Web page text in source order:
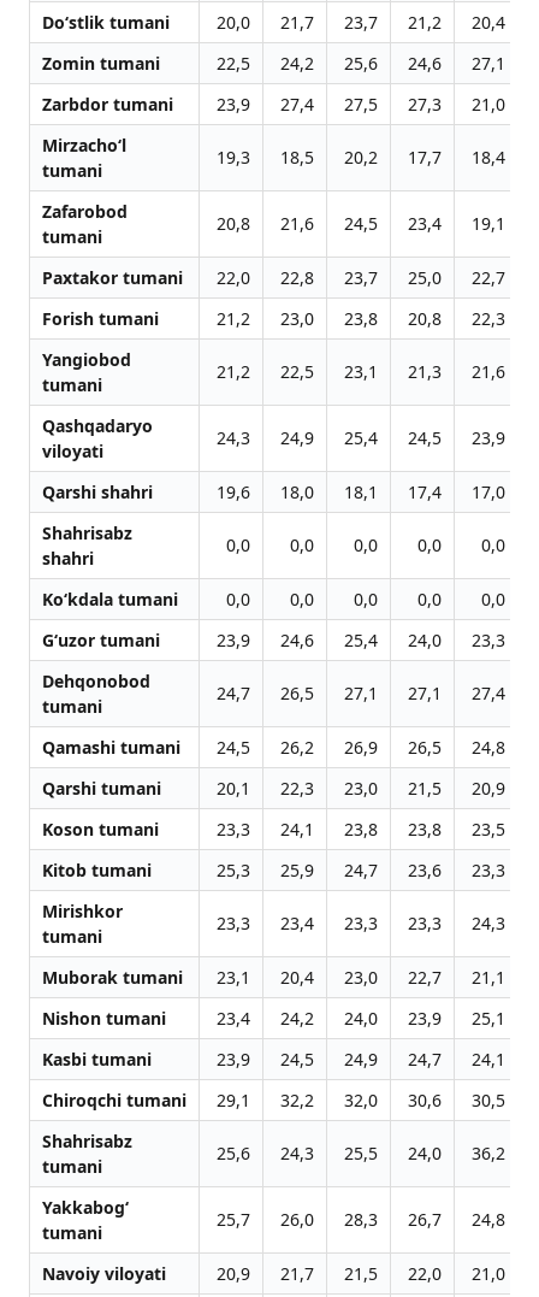
Do‘stlik tumani 20,0 21,7 23,7 21,2 20,4
Zomin tumani
22,5 24,2 25,6 24,6 27,1
Zarbdor tumani
23,9 27,4 27,5 27,3 21,0
Mirzacho‘l
tumani
19,3 18,5 20,2 17,7 18,4
Zafarobod
tumani
20,8 21,6 24,5 23,4 19,1
Paxtakor tumani 22,0 22,8 23,7 25,0 22,7
Forish tumani
21,2 23,0 23,8 20,8 22,3
Yangiobod
tumani
21,2 22,5 23,1 21,3 21,6
Qashqadaryo
viloyati
24,3 24,9 25,4 24,5 23,9
Qarshi shahri 19,6 18,0 18,1 17,4 17,0
Shahrisabz
shahri
0,0 0,0 0,0 0,0 0,0
Ko‘kdala tumani 0,0 0,0 0,0 0,0
0,0
G‘uzor tumani
23,9 24,6 25,4 24,0 23,3
Dehqonobod
tumani
24,7 26,5 27,1 27,1 27,4
Qamashi tumani 24,5 26,2 26,9 26,5 24,8
Qarshi tumani
20,1 22,3 23,0 21,5 20,9
Koson tumani
23,3 24,1 23,8 23,8 23,5
Kitob tumani
25,3 25,9 24,7 23,6 23,3
Mirishkor
tumani
23,3 23,4 23,3 23,3 24,3
Muborak tumani 23,1 20,4 23,0 22,7 21,1
Nishon tumani
23,4 24,2 24,0 23,9 25,1
Kasbi tumani
23,9 24,5 24,9 24,7 24,1
Chiroqchi tumani
29,1 32,2 32,0 30,6 30,5
Shahrisabz
tumani
25,6 24,3 25,5 24,0 36,2
Yakkabog‘
tumani
25,7 26,0 28,3 26,7 24,8
Navoiy viloyati 20,9 21,7 21,5 22,0 21,0